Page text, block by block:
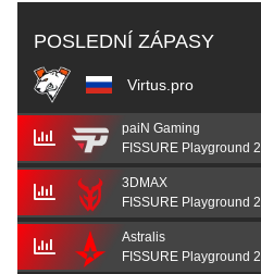
POSLEDNÍ ZÁPASY
Virtus.pro
paiN Gaming
FISSURE Playground 2
3DMAX
FISSURE Playground 2
Astralis
FISSURE Playground 2